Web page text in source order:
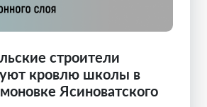
строители
кровлю школы в
Ясиноватского